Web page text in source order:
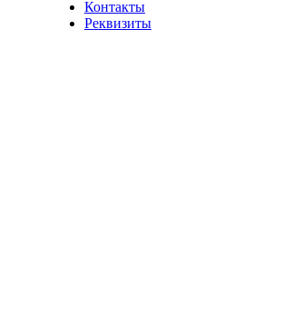
Контакты
Реквизиты